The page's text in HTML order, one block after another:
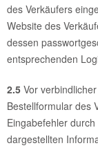
des Verkäufers
Website des
dessen
entsprechenden
2.5 Vor
Bestellformular des
Eingabefehler
dargestellten